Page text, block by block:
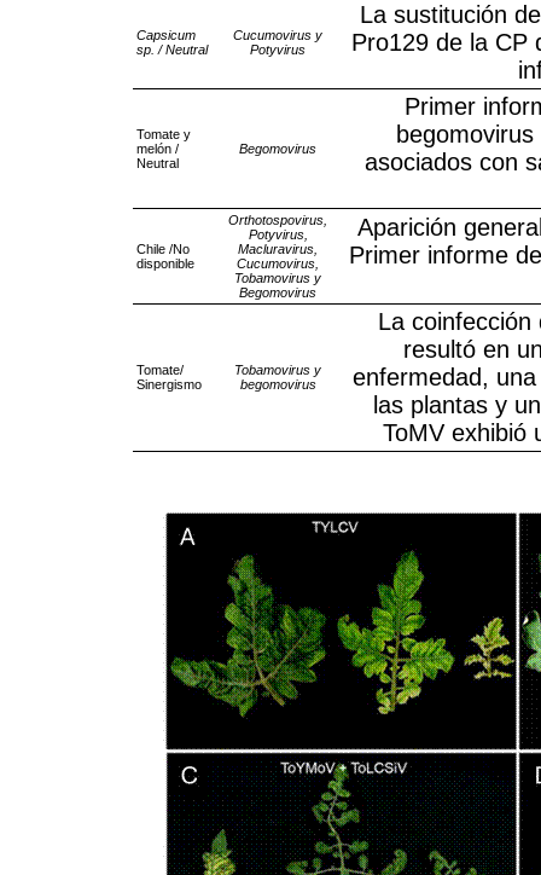
Capsicum
sp. / Neutral
Cucumovirus y
Potyvirus
La sustitución
Pro129 de la CP
Tomate y
melón /
Neutral
Begomovirus
Primer
asociados con
Chile /No
disponible
Orthotospovirus,
Potyvirus,
Macluravirus,
Cucumovirus,
Tobamovirus y
Begomovirus
Aparición
Primer informe
Tomate/
Sinergismo
Tobamovirus y
begomovirus
La coinfección
resultó en
enfermedad,
las plantas y
ToMV exhibió